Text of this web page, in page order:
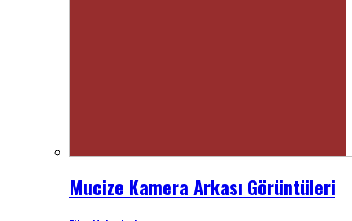
Mucize Kamera Arkası Görüntüleri